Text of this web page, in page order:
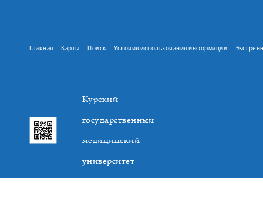
Главная Карты Поиск Условия использования информации
Курский
государственный
медицинский
университет